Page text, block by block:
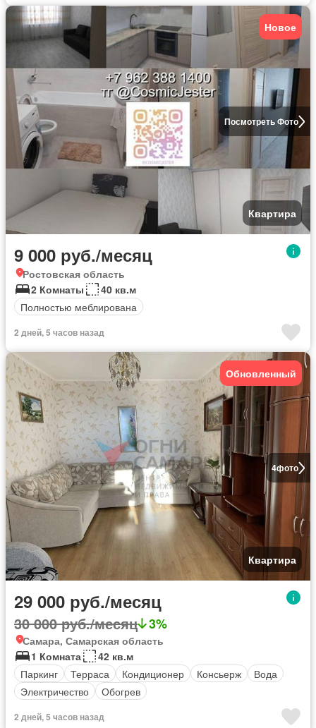
Посмотреть Фото
Новое
Квартира
9 000 руб./месяц
Ростовская область
2 Комнаты
40 кв.м
Полностью меблирована
2 дней, 5 часов назад
4фото
Обновленный
Квартира
29 000 руб./месяц
30 000 руб./месяц 3%
Самара, Самарская область
1 Комната
42 кв.м
Паркинг
Терраса Кондиционер Консьерж
Вода
Электричество
Обогрев
2 дней, 5 часов назад